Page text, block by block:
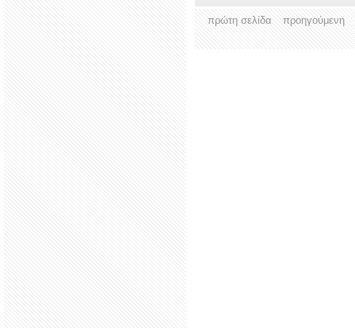
πρώτη σελίδα προηγούμενη